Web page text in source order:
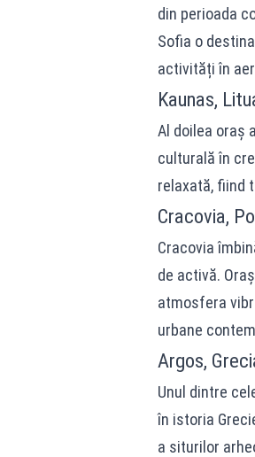
din perioada
Sofia o
activități în
Kaunas,
Al doilea oraș
culturală în
relaxată, fiind
Cracovia,
Cracovia
de activă.
atmosfera
urbane
Argos,
Unul dintre
în istoria
a siturilor